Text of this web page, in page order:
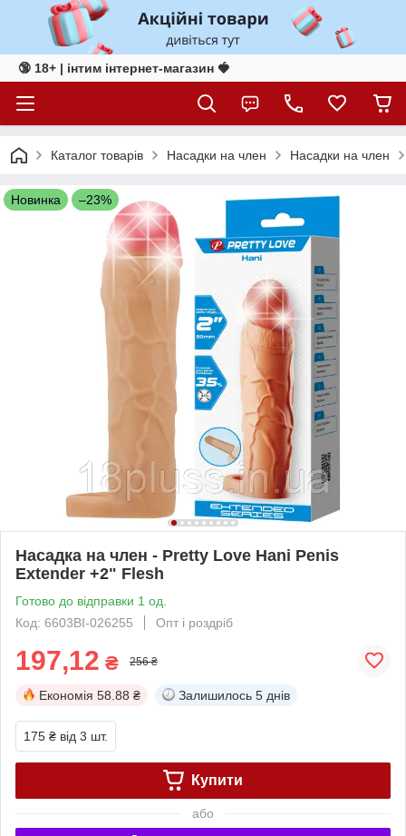
🔞 18+ | інтим інтернет-магазин 🍓
Каталог товарів Насадки на член Насадки на член
Новинка –23%
Насадка на член - Pretty Love Hani Penis
Extender +2" Flesh
Готово до відправки 1 од.
Код: 6603BI-026255
Опт і роздріб
197,12 ₴ 256 ₴
Економія 58.88 ₴ Залишилось 5 днів
175 ₴ від 3 шт.
Купити
або